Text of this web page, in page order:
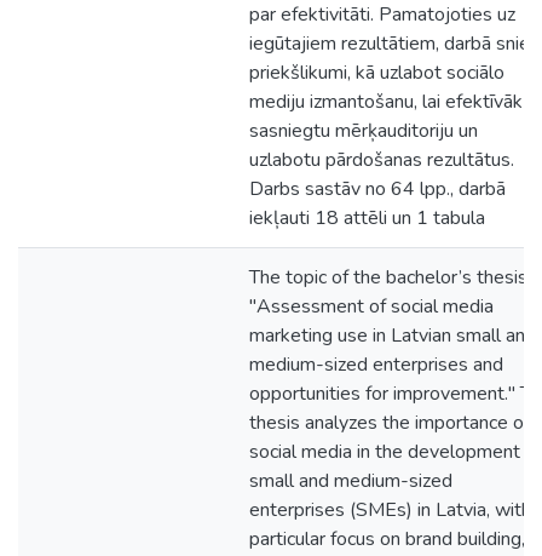
par efektivitāti. Pamatojoties uz
iegūtajiem rezultātiem, darbā
priekšlikumi, kā uzlabot sociālo
mediju izmantošanu, lai efektīvāk
sasniegtu mērķauditoriju un
uzlabotu pārdošanas rezultātus.
Darbs sastāv no 64 lpp., darbā
iekļauti 18 attēli un 1 tabula
The topic of the bachelor’s thesis
"Assessment of social media
marketing use in Latvian small and
medium-sized enterprises and
opportunities for improvement."
thesis analyzes the importance of
social media in the development of
small and medium-sized
enterprises (SMEs) in Latvia, with
particular focus on brand building,